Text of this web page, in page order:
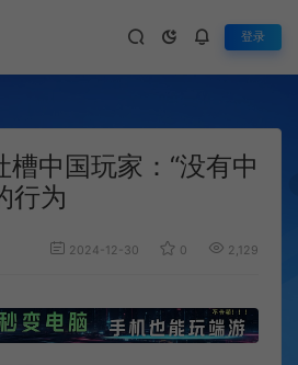
登录
中国玩家：“没有中
行为
2024-12-30 0 2,129